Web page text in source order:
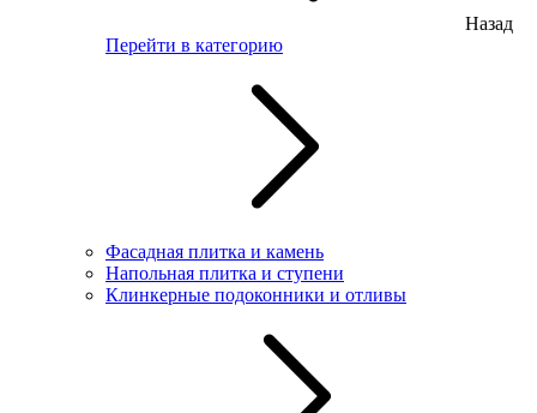
Назад
Перейти в категорию
Фасадная плитка и камень
Напольная плитка и ступени
Клинкерные подоконники и отливы